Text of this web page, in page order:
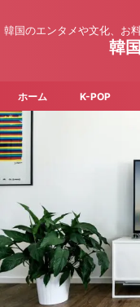
韓国のエンタメや文化、お
韓
ホーム K-POP